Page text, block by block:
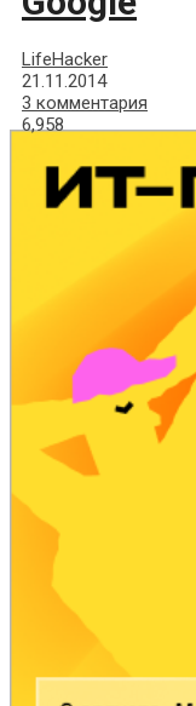
LifeHacker
21.11.2014
3 комментария
6,958